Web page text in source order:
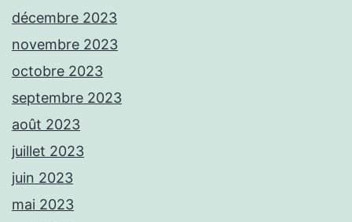
décembre 2023
novembre 2023
octobre 2023
septembre 2023
août 2023
juillet 2023
juin 2023
mai 2023